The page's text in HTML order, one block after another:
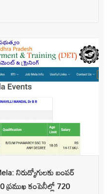
నిరుద్యోగులకు బంపర్
కంపెనీల్లో 720